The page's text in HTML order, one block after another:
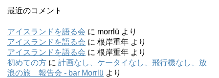
最近のコメント
アイスランドを語る会 に morrlü より
アイスランドを語る会 に 根岸重年 より
アイスランドを語る会 に 根岸重年 より
初めての方 に 計画なし、ケータイなし、飛行機なし、放
浪の旅 報告会 - bar Morrlü より